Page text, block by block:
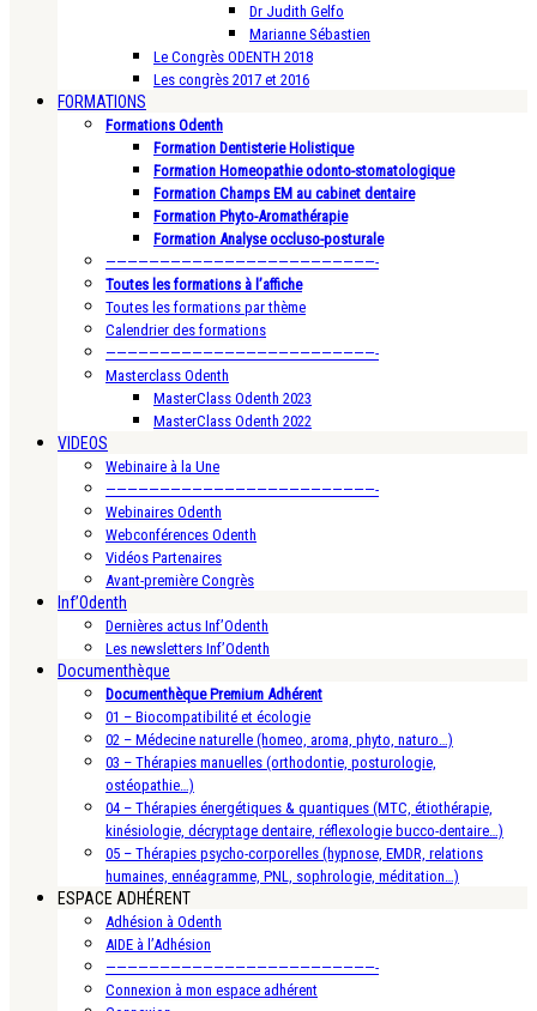
Dr Judith Gelfo
Marianne Sébastien
Le Congrès ODENTH 2018
Les congrès 2017 et 2016
FORMATIONS
Formations Odenth
Formation Dentisterie Holistique
Formation Homeopathie odonto-stomatologique
Formation Champs EM au cabinet dentaire
Formation Phyto-Aromathérapie
Formation Analyse occluso-posturale
—————————————————————————-
Toutes les formations à l’affiche
Toutes les formations par thème
Calendrier des formations
—————————————————————————-
Masterclass Odenth
MasterClass Odenth 2023
MasterClass Odenth 2022
VIDEOS
Webinaire à la Une
—————————————————————————-
Webinaires Odenth
Webconférences Odenth
Vidéos Partenaires
Avant-première Congrès
Inf’Odenth
Dernières actus Inf’Odenth
Les newsletters Inf’Odenth
Documenthèque
Documenthèque Premium Adhérent
01 – Biocompatibilité et écologie
02 – Médecine naturelle (homeo, aroma, phyto, naturo…)
03 – Thérapies manuelles (orthodontie, posturologie,
ostéopathie…)
04 – Thérapies énergétiques & quantiques (MTC, étiothérapie,
kinésiologie, décryptage dentaire, réflexologie bucco-dentaire…)
05 – Thérapies psycho-corporelles (hypnose, EMDR, relations
humaines, ennéagramme, PNL, sophrologie, méditation…)
ESPACE ADHÉRENT
Adhésion à Odenth
AIDE à l’Adhésion
—————————————————————————-
Connexion à mon espace adhérent